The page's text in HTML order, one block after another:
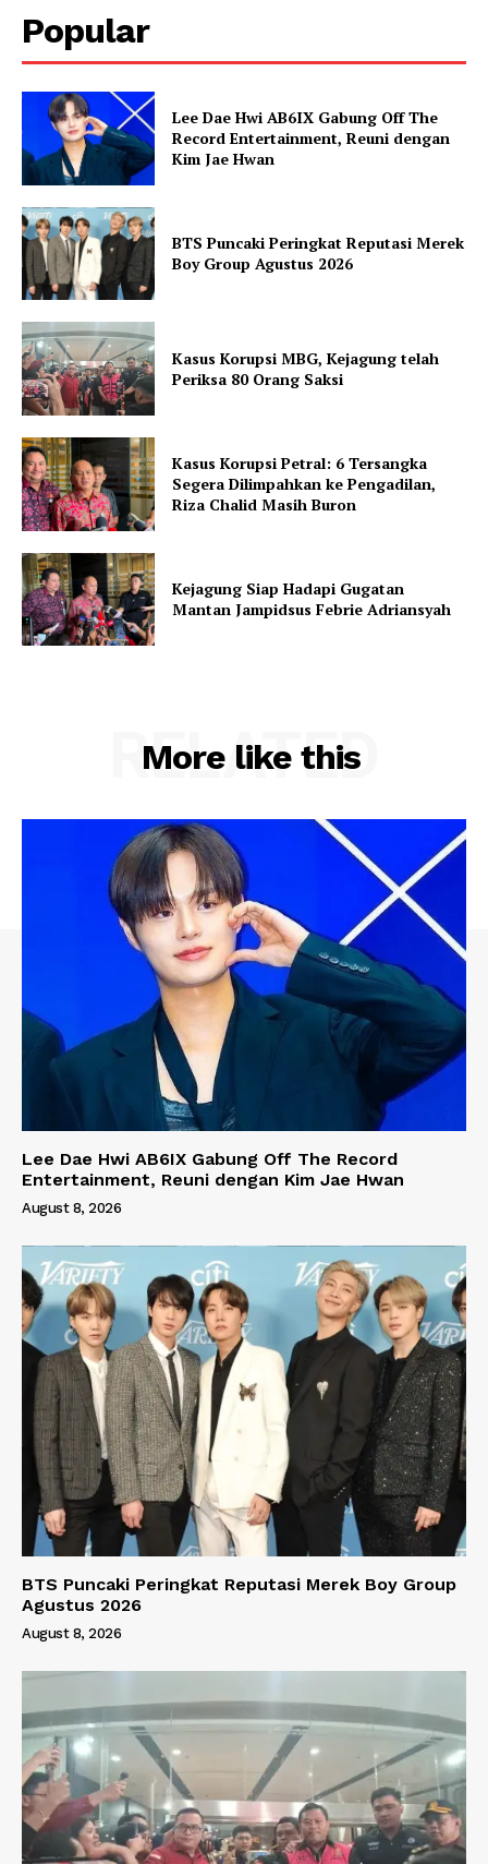
Popular
Lee Dae Hwi AB6IX Gabung Off The
Record Entertainment, Reuni dengan
Kim Jae Hwan
BTS Puncaki Peringkat Reputasi Merek
Boy Group Agustus 2026
Kasus Korupsi MBG, Kejagung telah
Periksa 80 Orang Saksi
Kasus Korupsi Petral: 6 Tersangka
Segera Dilimpahkan ke Pengadilan,
Riza Chalid Masih Buron
Kejagung Siap Hadapi Gugatan
Mantan Jampidsus Febrie Adriansyah
More like this
RELATED
Lee Dae Hwi AB6IX Gabung Off The Record
Entertainment, Reuni dengan Kim Jae Hwan
August 8, 2026
BTS Puncaki Peringkat Reputasi Merek Boy Group
Agustus 2026
August 8, 2026